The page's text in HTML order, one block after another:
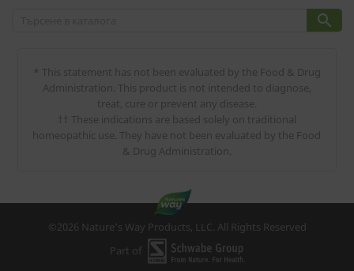

* This statement has not been evaluated by the Food & Drug
Administration. This product is not intended to diagnose,
treat, cure or prevent any disease.
†† These indications are based solely on traditional
homeopathic use. They have not been evaluated by the Food
& Drug Administration.
©2026 Nature's Way Products, LLC. All Rights Reserved
Part of